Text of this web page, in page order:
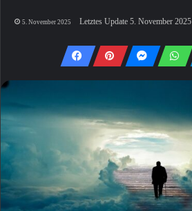
5. November 2025 Letztes Update 5. November 2025